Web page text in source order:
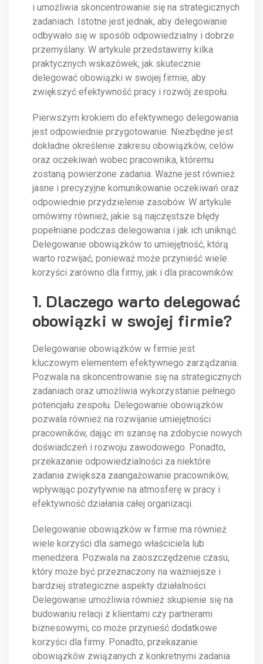
i umożliwia skoncentrowanie się na strategicznych
zadaniach. Istotne jest jednak, aby delegowanie
odbywało się w sposób odpowiedzialny i dobrze
przemyślany. W artykule przedstawimy kilka
praktycznych wskazówek, jak skutecznie
delegować obowiązki w swojej firmie, aby
zwiększyć efektywność pracy i rozwój zespołu.
Pierwszym krokiem do efektywnego delegowania
jest odpowiednie przygotowanie. Niezbędne jest
dokładne określenie zakresu obowiązków, celów
oraz oczekiwań wobec pracownika, któremu
zostaną powierzone zadania. Ważne jest również
jasne i precyzyjne komunikowanie oczekiwań oraz
odpowiednie przydzielenie zasobów. W artykule
omówimy również, jakie są najczęstsze błędy
popełniane podczas delegowania i jak ich uniknąć.
Delegowanie obowiązków to umiejętność, którą
warto rozwijać, ponieważ może przynieść wiele
korzyści zarówno dla firmy, jak i dla pracowników.
1. Dlaczego warto delegować
obowiązki w swojej firmie?
Delegowanie obowiązków w firmie jest
kluczowym elementem efektywnego zarządzania.
Pozwala na skoncentrowanie się na strategicznych
zadaniach oraz umożliwia wykorzystanie pełnego
potencjału zespołu. Delegowanie obowiązków
pozwala również na rozwijanie umiejętności
pracowników, dając im szansę na zdobycie nowych
doświadczeń i rozwoju zawodowego. Ponadto,
przekazanie odpowiedzialności za niektóre
zadania zwiększa zaangażowanie pracowników,
wpływając pozytywnie na atmosferę w pracy i
efektywność działania całej organizacji.
Delegowanie obowiązków w firmie ma również
wiele korzyści dla samego właściciela lub
menedżera. Pozwala na zaoszczędzenie czasu,
który może być przeznaczony na ważniejsze i
bardziej strategiczne aspekty działalności.
Delegowanie umożliwia również skupienie się na
budowaniu relacji z klientami czy partnerami
biznesowymi, co może przynieść dodatkowe
korzyści dla firmy. Ponadto, przekazanie
obowiązków związanych z konkretnymi zadania